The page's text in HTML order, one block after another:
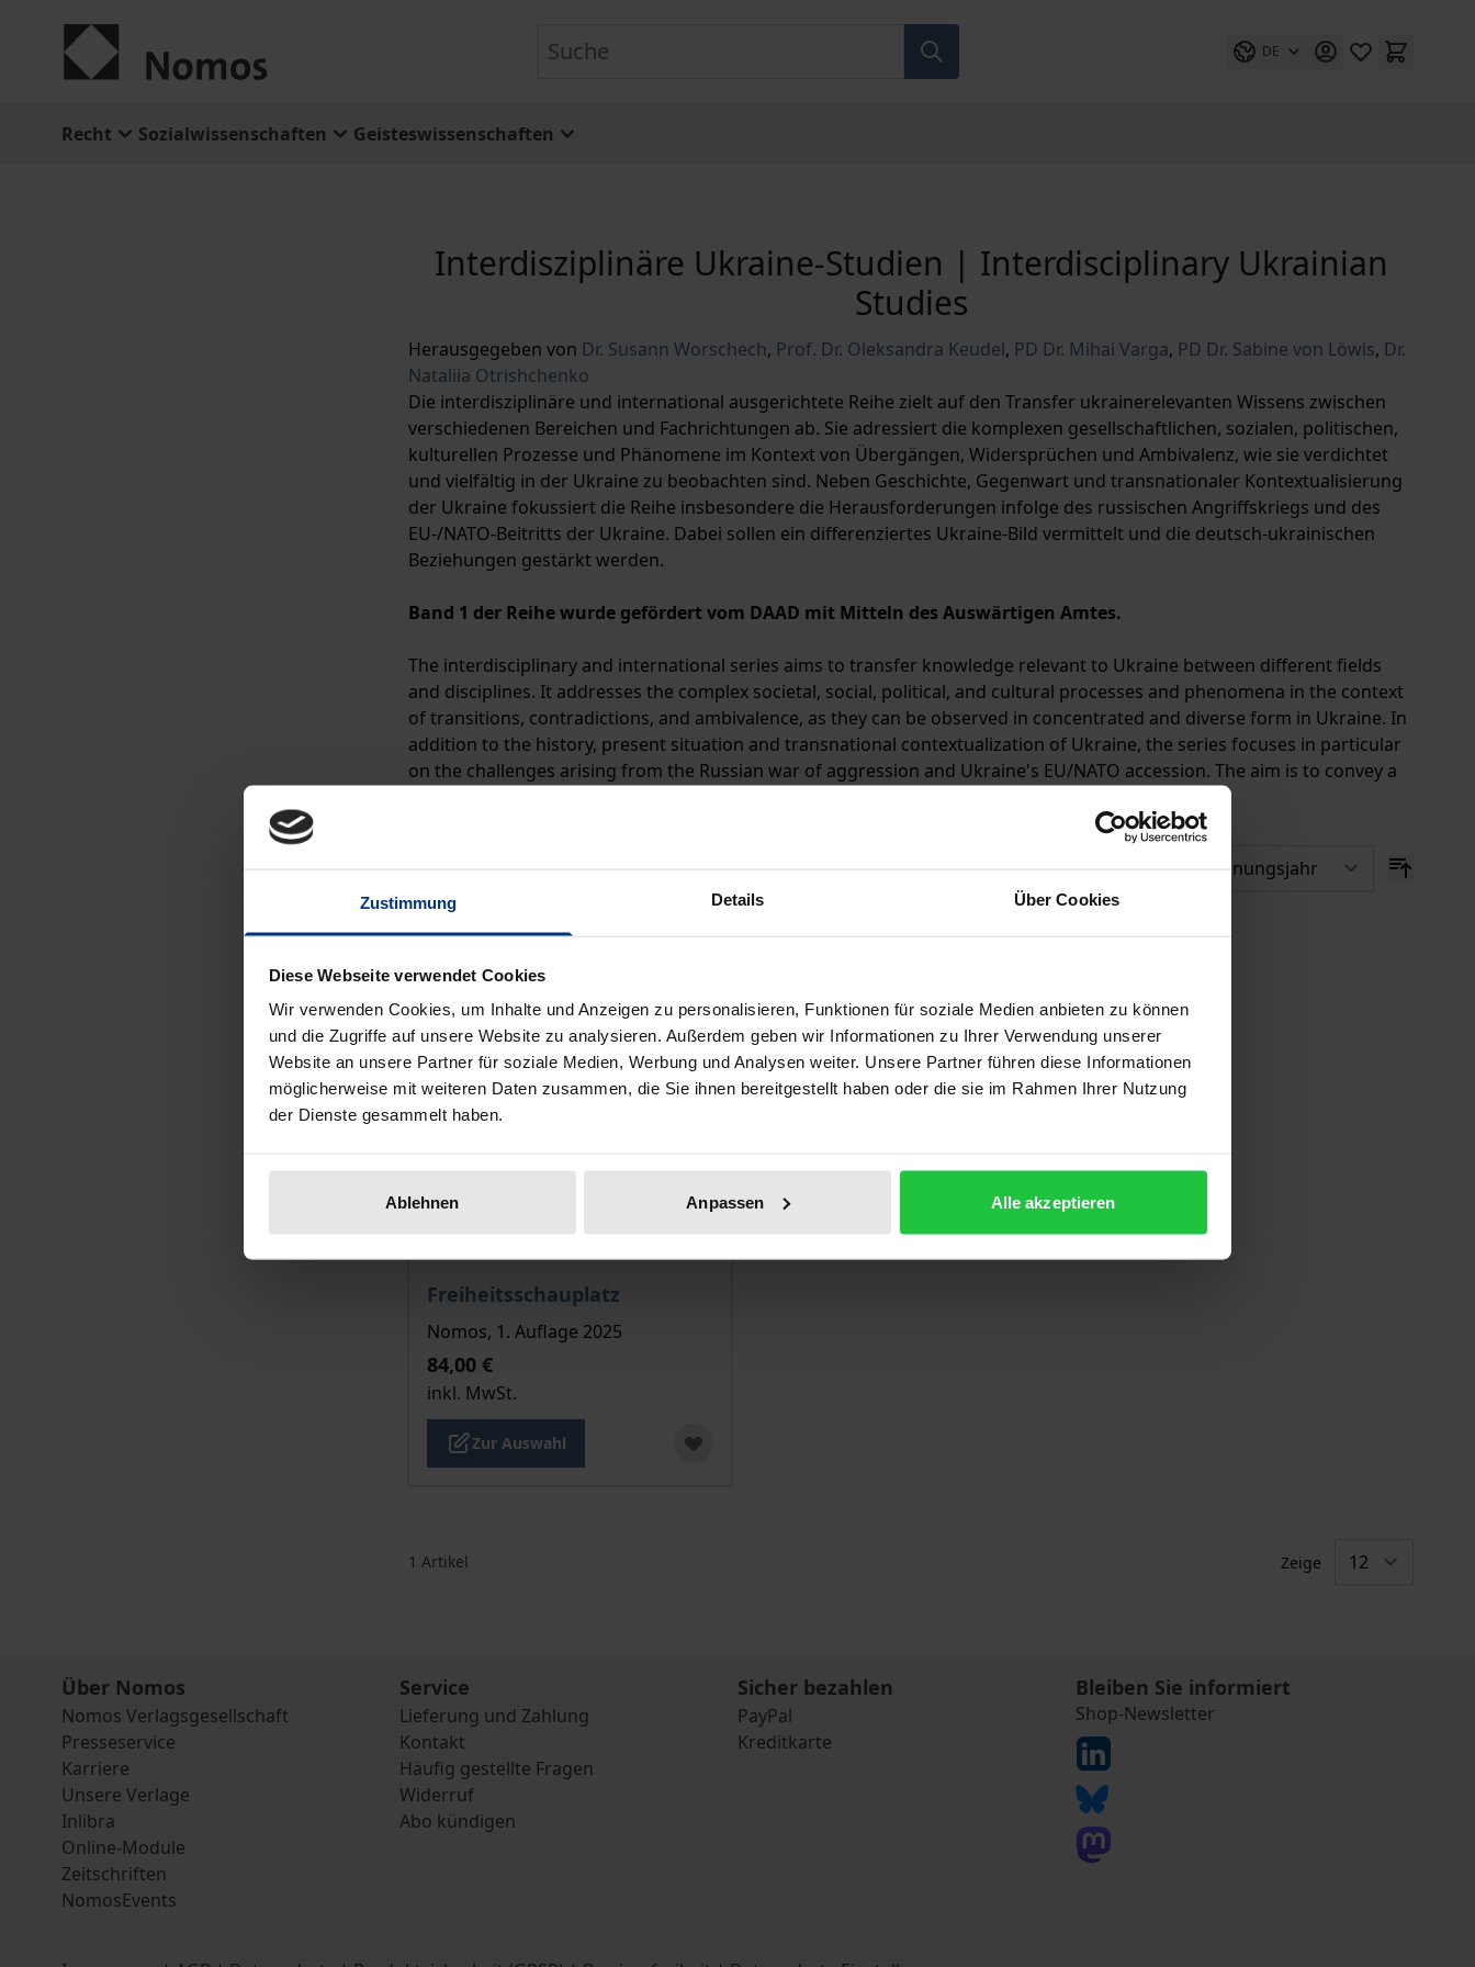
Zustimmung Details Über Cookies
Diese Webseite verwendet Cookies
Wir verwenden Cookies, um Inhalte und Anzeigen zu personalisieren, Funktionen für soziale Medien anbieten zu können
und die Zugriffe auf unsere Website zu analysieren. Außerdem geben wir Informationen zu Ihrer Verwendung unserer
Website an unsere Partner für soziale Medien, Werbung und Analysen weiter. Unsere Partner führen diese Informationen
möglicherweise mit weiteren Daten zusammen, die Sie ihnen bereitgestellt haben oder die sie im Rahmen Ihrer Nutzung
der Dienste gesammelt haben.
Ablehnen Anpassen Alle akzeptieren
DE
Recht Sozialwissenschaften Geisteswissenschaften
Interdisziplinäre Ukraine-Studien | Interdisciplinary Ukrainian
Studies
Herausgegeben von Dr. Susann Worschech, Prof. Dr. Oleksandra Keudel, PD Dr. Mihai Varga, PD Dr. Sabine von Löwis, Dr.
Nataliia Otrishchenko
Die interdisziplinäre und international ausgerichtete Reihe zielt auf den Transfer ukrainerelevanten Wissens zwischen
verschiedenen Bereichen und Fachrichtungen ab. Sie adressiert die komplexen gesellschaftlichen, sozialen, politischen,
kulturellen Prozesse und Phänomene im Kontext von Übergängen, Widersprüchen und Ambivalenz, wie sie verdichtet
und vielfältig in der Ukraine zu beobachten sind. Neben Geschichte, Gegenwart und transnationaler Kontextualisierung
der Ukraine fokussiert die Reihe insbesondere die Herausforderungen infolge des russischen Angriffskriegs und des
EU-/NATO-Beitritts der Ukraine. Dabei sollen ein differenziertes Ukraine-Bild vermittelt und die deutsch-ukrainischen
Beziehungen gestärkt werden.
Band 1 der Reihe wurde gefördert vom DAAD mit Mitteln des Auswärtigen Amtes.
The interdisciplinary and international series aims to transfer knowledge relevant to Ukraine between different fields
and disciplines. It addresses the complex societal, social, political, and cultural processes and phenomena in the context
of transitions, contradictions, and ambivalence, as they can be observed in concentrated and diverse form in Ukraine. In
addition to the history, present situation and transnational contextualization of Ukraine, the series focuses in particular
on the challenges arising from the Russian war of aggression and Ukraine's EU/NATO accession. The aim is to convey a
Freiheitsschauplatz
Der Preis dieses Titels richtet sich nach der gewählten Produktoption auf der Produktdetailseite
Nomos, 1. Auflage 2025
84,00 €
inkl. MwSt.
Zur Auswahl
1 Artikel Zeige
Über Nomos
Nomos Verlagsgesellschaft
Presseservice
Karriere
Unsere Verlage
Inlibra
Online-Module
Zeitschriften
NomosEvents
Service
Lieferung und Zahlung
Kontakt
Häufig gestellte Fragen
Widerruf
Abo kündigen
Sicher bezahlen
PayPal
Kreditkarte
Bleiben Sie informiert
Shop-Newsletter